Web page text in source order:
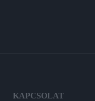
KAPCSOLAT